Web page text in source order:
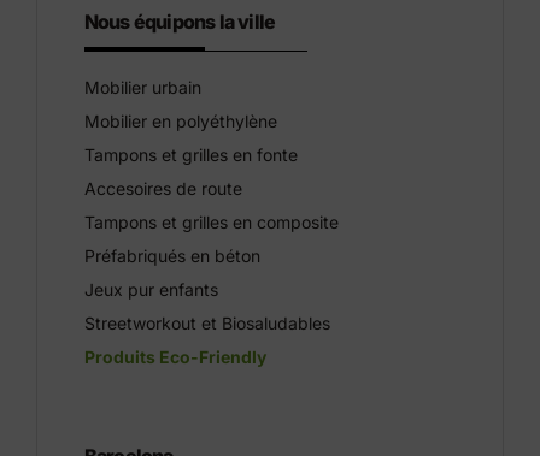
Nous équipons la ville
Mobilier urbain
Mobilier en polyéthylène
Tampons et grilles en fonte
Accesoires de route
Tampons et grilles en composite
Préfabriqués en béton
Jeux pur enfants
Streetworkout et Biosaludables
Produits Eco-Friendly